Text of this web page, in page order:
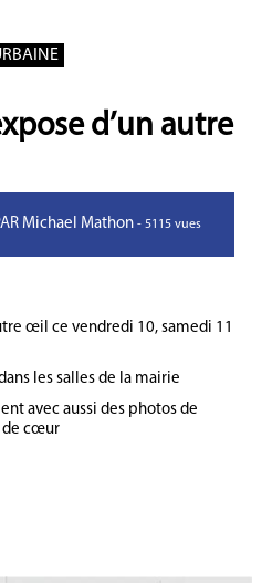
d’un autre
Michael Mathon - 5115 vues
œil ce vendredi 10, samedi 11
les salles de la mairie
avec aussi des photos de
de cœur